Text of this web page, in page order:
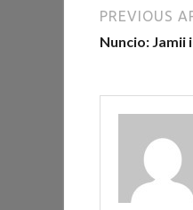
PREVIOUS
Nuncio: Jamii